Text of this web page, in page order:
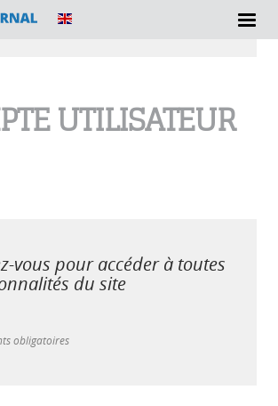
UTILISATEUR
vous pour accéder à toutes
du site
obligatoires